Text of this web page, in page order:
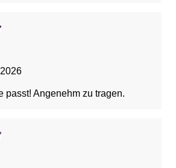
passt! Angenehm zu tragen.